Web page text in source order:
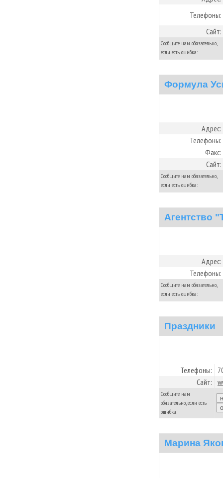
Телефоны:
Сайт:
Сообщите нам обязательно,
если есть ошибка:
Формула
Адрес:
Телефоны:
Факс:
Сайт:
Сообщите нам обязательно,
если есть ошибка:
Агентство
Адрес:
Телефоны:
Сообщите нам обязательно,
если есть ошибка:
Праздники
Телефоны:
Сайт:
Сообщите нам
обязательно, если есть
ошибка:
Марина